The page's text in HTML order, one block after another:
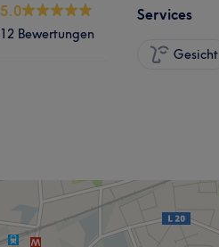
5.0
12 Bewertungen
Services
Gesicht